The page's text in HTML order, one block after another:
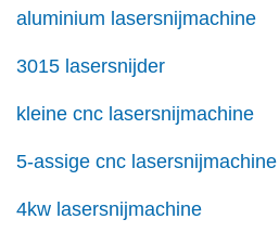
aluminium lasersnijmachine
3015 lasersnijder
kleine cnc lasersnijmachine
5-assige cnc lasersnijmachine
4kw lasersnijmachine